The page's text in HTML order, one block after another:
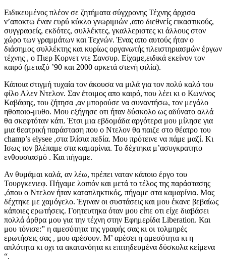
Ειδικευμένος πλέον σε ζητήματα σύγχρονης Τέχνης άρχισα
ν’αποκτω έναν ευρύ κύκλο γνωριμιών ,απο διεθνείς εικαστικούς,
συγγραφείς, εκδότες, συλλέκτες, γκαλλεριστες κι άλλους στον
χώρο των γραμμάτων και Τεχνών. Ένας απο αυτούς ήταν ο
διάσημος συλλέκτης και κυρίως οργανωτής πλειστηριασμών έργων
τέχνης , ο Πιερ Κορνετ ντε Σανσυρ. Είχαμε,ειδικά εκείνον τον
καιρό (μεταξύ ’90 και 2000 αρκετά στενή φιλία).
Κάποια στιγμή τυχαία τον άκουσα να μιλά για τον πολύ καλό του
φίλο Αλεν Ντελον. Σαν έτοιμος απο καιρό, που λέει κι ο Κων/νος
Καβάφης, του ζήτησα ,αν μπορούσε να συναντήσω, τον μεγάλο
ηθοποιο-μυθο. Μου εξήγησε οτι ήταν δύσκολο ως αδύνατο αλλά
θα σκεφτόταν κάτι. Έτσι μια εβδομάδα αργότερα μου μίλησε για
μια θεατρική παράσταση που ο Ντελον θα παιζε στο θέατρο του
champ’s elysee ,στα Ιλίσια πεδία. Μου πρότεινε να πάμε μαζί. Κι
Ισως τον βλέπαμε στα καμαρίνια. Το δέχτηκα μ’ασυγκρατητο
ενθουσιασμό . Και πήγαμε.
Αν θυμάμαι καλά, αν λέω, πρέπει ναταν κάποιο έργο του
Τουργκενιεφ. Πήγαμε λοιπόν και μετά το τέλος της παράστασης
,όπου ο Ντελον ήταν καταπληκτικός, πήγαμε στα καμαρίνια. Μας
δέχτηκε με χαμόγελο. Έγιναν οι συστάσεις και μου έκανε βεβαίως
κάποιες ερωτήσεις. Γοητευτηκα όταν μου είπε οτι είχε διαβάσει
πολλά άρθρα μου για την τέχνη στην Εφημερίδα Liberation. Και
μου τόνισε:” η αμεσότητα της γραφής σας κι οι τολμηρές
ερωτήσεις σας , μου αρέσουν. Μ’ αρέσει η αμεσότητα κι η
απλότητα κι οχι τα ακατανόητα κι επιτηδευμένα δύσκολα κείμενα
“.